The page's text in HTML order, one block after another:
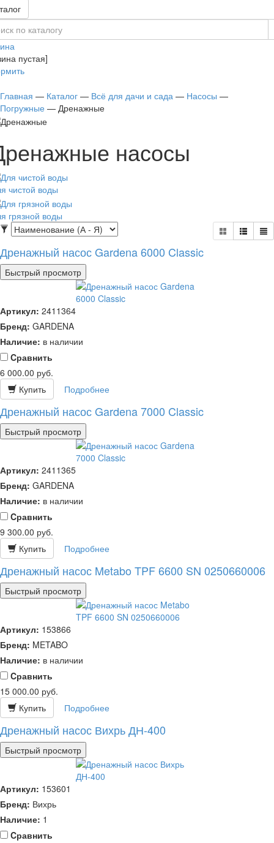
пустая]
Главная — Каталог — Всё для дачи и сада — Насосы —
Погружные — Дренажные
насосы
чистой воды
грязной воды
Дренажный насос Gardena 6000 Classic
Быстрый просмотр
Артикул: 2411364
Бренд: GARDENA
Наличие: в наличии
Cравнить
6 000.00 руб.
Купить
Подробнее
Дренажный насос Gardena 7000 Classic
Быстрый просмотр
Артикул: 2411365
Бренд: GARDENA
Наличие: в наличии
Cравнить
9 300.00 руб.
Купить
Подробнее
Дренажный насос Metabo TPF 6600 SN 0250660006
Быстрый просмотр
Артикул: 153866
Бренд: METABO
Наличие: в наличии
Cравнить
15 000.00 руб.
Купить
Подробнее
Дренажный насос Вихрь ДН-400
Быстрый просмотр
Артикул: 153601
Бренд: Вихрь
Наличие: 1
Cравнить